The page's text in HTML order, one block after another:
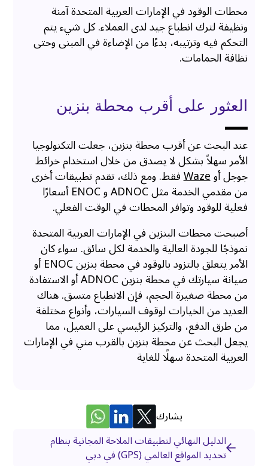
محطات الوقود في الإمارات العربية المتحدة آمنة
ونظيفة لترك انطباع جيد لدى العملاء. كل شيء يتم
التحكم فيه وترتيبه، بدءًا من الإضاءة في المبنى وحتى
نظافة الحمامات.
العثور على أقرب محطة بنزين
عند البحث عن أقرب محطة بنزين، جعلت التكنولوجيا
الأمر سهلاً بشكل لا يصدق من خلال استخدام خرائط
جوجل أوWazeفقط. ومع ذلك، تقدم تطبيقات أخرى
من مقدمي الخدمة مثل ADNOC و ENOC أسعارًا
فعلية للوقود وتوافر المحطات في الوقت الفعلي.
أصبحت محطات البنزين في الإمارات العربية المتحدة
نموذجًا للجودة العالية والخدمة لكل سائق. سواء كان
الأمر يتعلق بالتزود بالوقود في محطة بنزين ENOC أو
صيانة سيارتك في محطة بنزين ADNOC أو الاستفادة
من محطة صغيرة الحجم، فإن الانطباع متسق. هناك
العديد من الخيارات لوقوف السيارات، وأنواع مختلفة
من طرق الدفع، والتركيز الرئيسي على العميل، مما
يجعل البحث عن محطة بنزين بالقرب مني في الإمارات
العربية المتحدة سهلًا للغاية
يشارك
الدليل النهائي لتطبيقات الملاحة المجانية بنظام
تحديد المواقع العالمي (GPS) في دبي